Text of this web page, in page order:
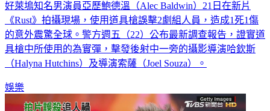
好萊塢知名男演員亞歷鮑德溫（Alec Baldwin）21日在新片
《Rust》拍攝現場，使用道具槍誤擊2劇組人員，造成1死1傷
的意外震驚全球。警方週五（22）公布最新調查報告，證實道
具槍中所使用的為實彈，擊發後射中一旁的攝影導演哈欽斯
（Halyna Hutchins）及導演索薩（Joel Souza）。
娛樂